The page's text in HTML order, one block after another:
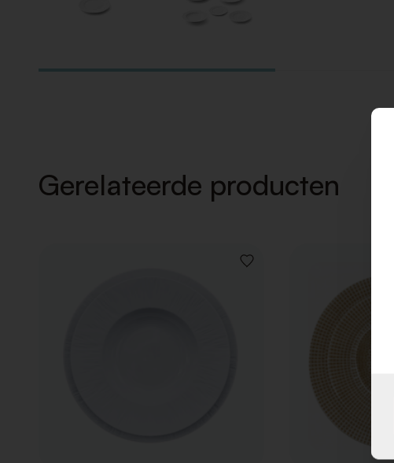
Gerelateerde producten
VOEG